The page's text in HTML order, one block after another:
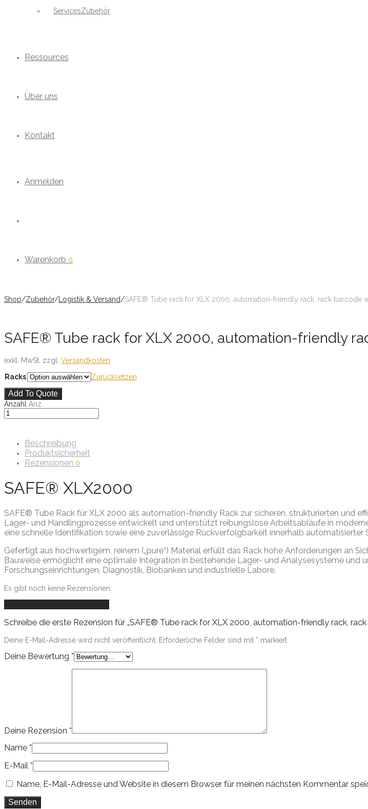
Zubehör
Ressources
Über uns
Kontakt
Anmelden
Warenkorb 0
Shop/Zubehör/ Logistik & Versand/SAFE® Tube rack for XLX 2000, automation-friendly rack, rack barcode
SAFE® Tube rack for XLX 2000, automation-friendly
exkl. MwSt. zzgl. Versandkosten
Racks
Zurücksetzen
Add To Quote
Anzahl Anz.
Beschreibung
Produktsicherheit
Rezensionen 0
SAFE® XLX2000
SAFE® Tube Rack für XLX 2000 als automation-friendly Rack zur sicheren, strukturierten und
Lager- und Handlingprozesse entwickelt und unterstützt reibungslose Arbeitsabläufe in
eine schnelle Identifikation sowie eine zuverlässige Rückverfolgbarkeit innerhalb automatisierter
Gefertigt aus hochwertigem, reinem („pure“) Material erfüllt das Rack hohe Anforderungen an
Bauweise ermöglicht eine optimale Integration in bestehende Lager- und Analysesysteme
Forschungseinrichtungen, Diagnostik, Biobanken und industrielle Labore.
Es gibt noch keine Rezensionen.
Schreibe die erste Rezension für „SAFE® Tube rack for XLX 2000, automation-friendly rack,
Deine E-Mail-Adresse wird nicht veröffentlicht. Erforderliche Felder sind mit * markiert
Deine Bewertung *
Deine Rezension *
Name *
E-Mail *
Name, E-Mail-Adresse und Website in diesem Browser für meinen nächsten Kommentar